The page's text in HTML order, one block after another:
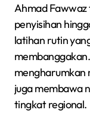
Ahmad Fawwaz
penyisihan
latihan rutin
mengharumkan
juga membawa
tingkat regional.